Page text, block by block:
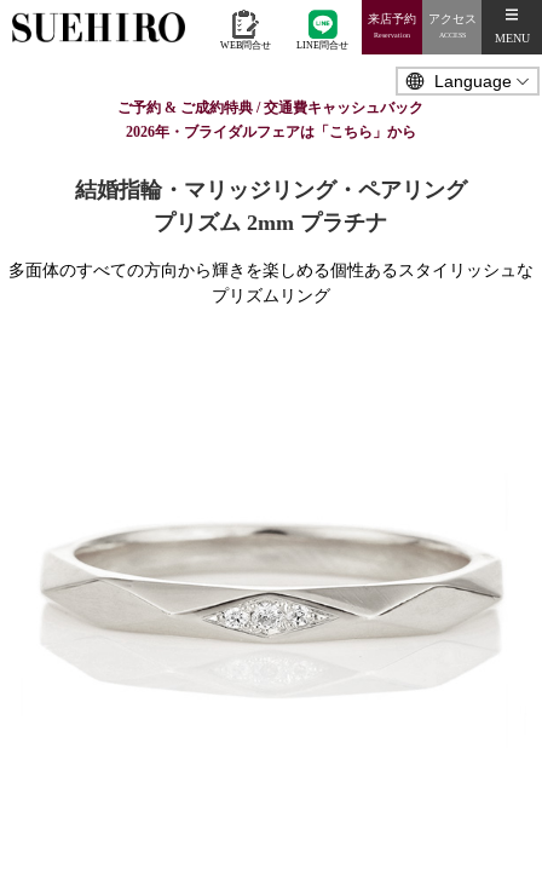
WEB問合せ LINE問合せ
来店予約
Reservation
アクセス
ACCESS MENU
ご予約 & ご成約特典 / 交通費キャッシュバック
2026年・ブライダルフェアは「こちら」から
結婚指輪・マリッジリング・ペアリング
プリズム 2mm プラチナ
多面体のすべての方向から輝きを楽しめる個性あるスタイリッシュな
プリズムリング